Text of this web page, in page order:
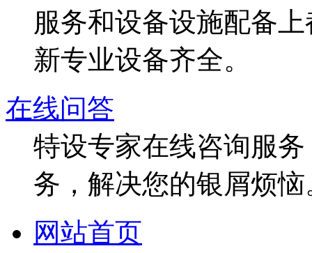
服务和设备设施配备
新专业设备齐全。
在线问答
特设专家在线咨询服
务，解决您的银屑烦恼
网站首页